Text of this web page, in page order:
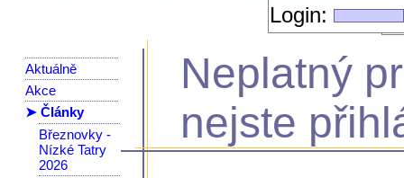
Login:
Aktuálně
Akce
➤ Články
Březnovky -
Nízké Tatry
2026
Neplatný
nejste